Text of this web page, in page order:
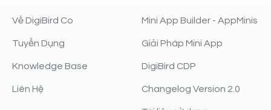
Về DigiBird Co
Tuyển Dụng
Knowledge Base
Liên Hệ
Mini App Builder - AppMinis
Giải Pháp Mini App
DigiBird CDP
Changelog Version 2.0